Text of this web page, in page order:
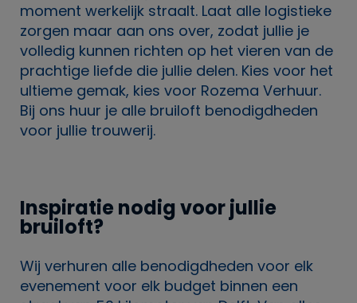
moment werkelijk straalt. Laat alle logistieke
zorgen maar aan ons over, zodat jullie je
volledig kunnen richten op het vieren van de
prachtige liefde die jullie delen. Kies voor het
ultieme gemak, kies voor Rozema Verhuur.
Bij ons huur je alle bruiloft benodigdheden
voor jullie trouwerij.
Inspiratie nodig voor jullie
bruiloft?
Wij verhuren alle benodigdheden voor elk
evenement voor elk budget binnen een